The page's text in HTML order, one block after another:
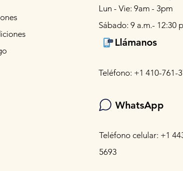
Lun - Vie: 9am - 3pm
Sábado: 9 a.m.- 12:30
Llámanos
Teléfono: +1 410-761-
WhatsApp
Teléfono celular: +1
5693